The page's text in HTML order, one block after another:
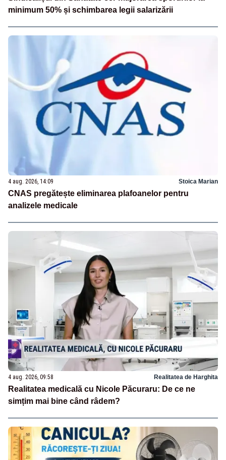
minimum 50% și schimbarea legii salarizării
4 aug. 2026, 14:09 Stoica Marian
CNAS pregătește eliminarea plafoanelor pentru
analizele medicale
4 aug. 2026, 09:58 Realitatea de Harghita
Realitatea medicală cu Nicole Păcuraru: De ce ne
simțim mai bine când râdem?